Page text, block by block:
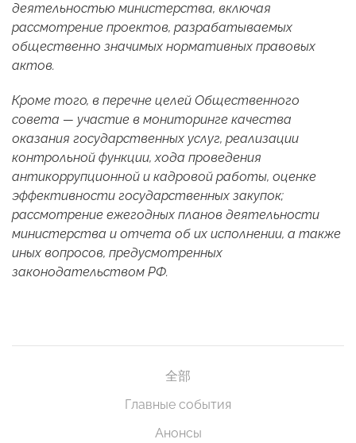
деятельностью министерства, включая
рассмотрение проектов, разрабатываемых
общественно значимых нормативных правовых
актов.
Кроме того, в перечне целей Общественного
совета — участие в мониторинге качества
оказания государственных услуг, реализации
контрольной функции, хода проведения
антикоррупционной и кадровой работы, оценке
эффективности государственных закупок;
рассмотрение ежегодных планов деятельности
министерства и отчета об их исполнении, а также
иных вопросов, предусмотренных
законодательством РФ.
全部
Главные события
Анонсы